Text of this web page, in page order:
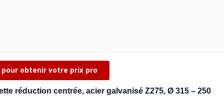
obtenir votre prix pro
réduction centrée, acier galvanisé Z275, Ø 315 – 250